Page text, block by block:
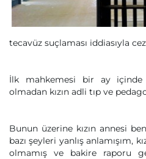
tecavüz suçlaması iddiasıyla
İlk mahkemesi bir ay
olmadan kızın adli tıp ve
Bunun üzerine kızın annesi
bazı şeyleri yanlış anlamışım,
olmamış ve bakire raporu